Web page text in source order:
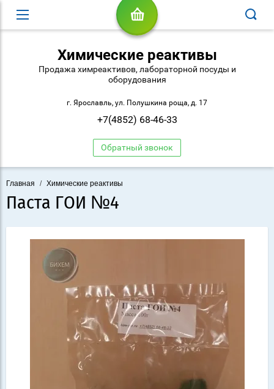
Химические реактивы
Продажа химреактивов, лабораторной посуды и
оборудования
г. Ярославль, ул. Полушкина роща, д. 17
+7(4852) 68-46-33
Обратный звонок
Главная / Химические реактивы
Паста ГОИ №4